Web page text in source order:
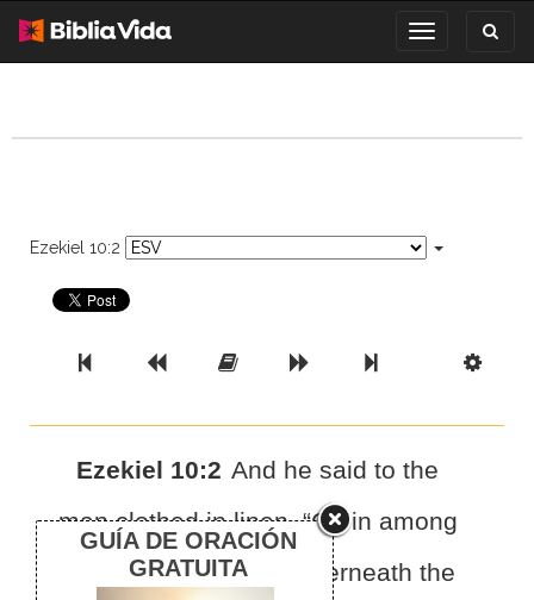
Toggle
navigation
Ezekiel 10:2
Previous BookPrevious Chapter
Read the Full Chapter
Next Chapter
Next Book
Ezekiel 10:2 And he said to the
man clothed in linen, “Go in among
the whirling wheels underneath the